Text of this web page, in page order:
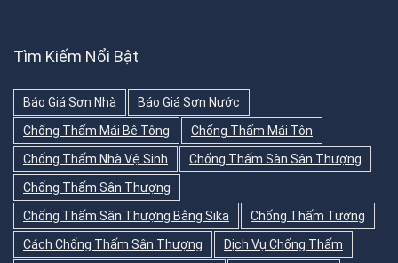
Tìm Kiếm Nổi Bật
Báo Giá Sơn Nhà
Báo Giá Sơn Nước
Chống Thấm Mái Bê Tông
Chống Thấm Mái Tôn
Chống Thấm Nhà Vệ Sinh
Chống Thấm Sàn Sân Thượng
Chống Thấm Sân Thượng
Chống Thấm Sân Thượng Bằng Sika
Chống Thấm Tường
Cách Chống Thấm Sân Thượng
Dịch Vụ Chống Thấm